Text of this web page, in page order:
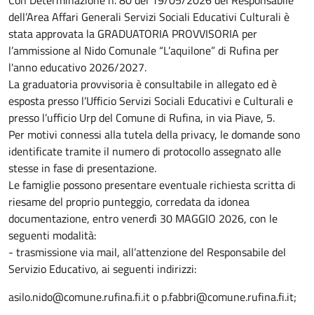
dell’Area Affari Generali Servizi Sociali Educativi Culturali è
stata approvata la GRADUATORIA PROVVISORIA per
l’ammissione al Nido Comunale “L’aquilone” di Rufina per
l'anno educativo 2026/2027.
La graduatoria provvisoria è consultabile in allegato ed è
esposta presso l’Ufficio Servizi Sociali Educativi e Culturali e
presso l’ufficio Urp del Comune di Rufina, in via Piave, 5.
Per motivi connessi alla tutela della privacy, le domande sono
identificate tramite il numero di protocollo assegnato alle
stesse in fase di presentazione.
Le famiglie possono presentare eventuale richiesta scritta di
riesame del proprio punteggio, corredata da idonea
documentazione, entro venerdì 30 MAGGIO 2026, con le
seguenti modalità:
- trasmissione via mail, all’attenzione del Responsabile del
Servizio Educativo, ai seguenti indirizzi:
asilo.nido@comune.rufina.fi.it o p.fabbri@comune.rufina.fi.it;